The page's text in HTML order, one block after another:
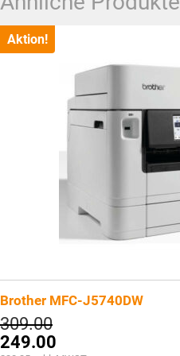
Aktion!
Brother MFC-J5740DW
309.00Ursprünglicher
Preis
249.00